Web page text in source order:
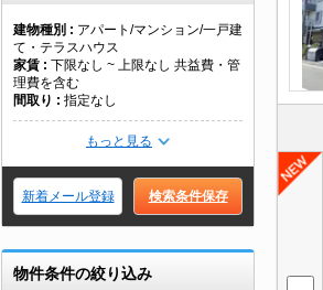
建物種別
アパート/マンション/一戸建
て・テラスハウス
家賃
下限なし ~ 上限なし 共益費・管
理費を含む
間取り
指定なし
もっと見る
新着メール登録 検索条件保存
物件条件の絞り込み